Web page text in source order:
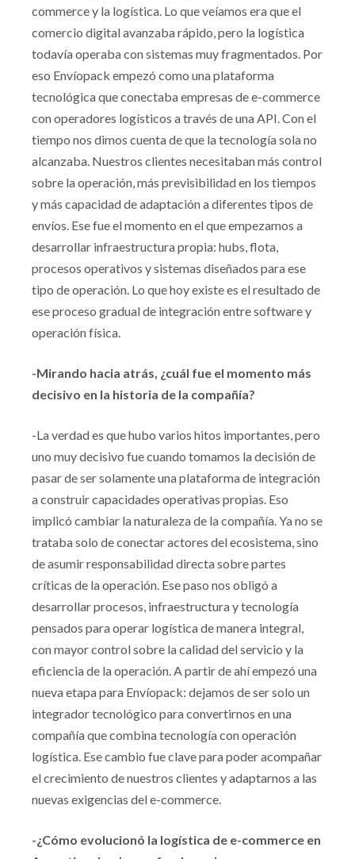
commerce y la logística. Lo que veíamos era que el
comercio digital avanzaba rápido, pero la logística
todavía operaba con sistemas muy fragmentados. Por
eso Envíopack empezó como una plataforma
tecnológica que conectaba empresas de e-commerce
con operadores logísticos a través de una API. Con el
tiempo nos dimos cuenta de que la tecnología sola no
alcanzaba. Nuestros clientes necesitaban más control
sobre la operación, más previsibilidad en los tiempos
y más capacidad de adaptación a diferentes tipos de
envíos. Ese fue el momento en el que empezamos a
desarrollar infraestructura propia: hubs, flota,
procesos operativos y sistemas diseñados para ese
tipo de operación. Lo que hoy existe es el resultado de
ese proceso gradual de integración entre software y
operación física.
-Mirando hacia atrás, ¿cuál fue el momento más
decisivo en la historia de la compañía?
-La verdad es que hubo varios hitos importantes, pero
uno muy decisivo fue cuando tomamos la decisión de
pasar de ser solamente una plataforma de integración
a construir capacidades operativas propias. Eso
implicó cambiar la naturaleza de la compañía. Ya no se
trataba solo de conectar actores del ecosistema, sino
de asumir responsabilidad directa sobre partes
críticas de la operación. Ese paso nos obligó a
desarrollar procesos, infraestructura y tecnología
pensados para operar logística de manera integral,
con mayor control sobre la calidad del servicio y la
eficiencia de la operación. A partir de ahí empezó una
nueva etapa para Envíopack: dejamos de ser solo un
integrador tecnológico para convertirnos en una
compañía que combina tecnología con operación
logística. Ese cambio fue clave para poder acompañar
el crecimiento de nuestros clientes y adaptarnos a las
nuevas exigencias del e-commerce.
-¿Cómo evolucionó la logística de e-commerce en